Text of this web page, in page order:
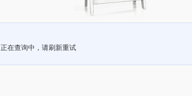
正在查询中，请刷新重试